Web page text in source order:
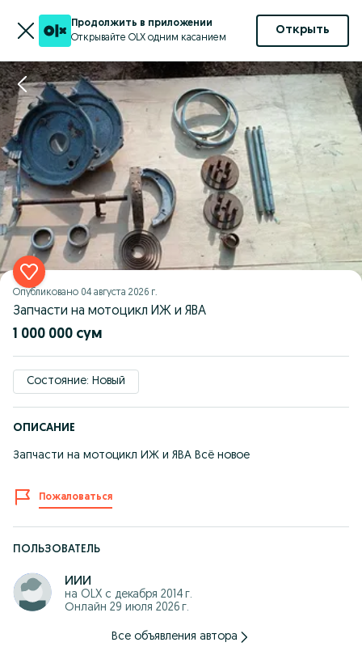
Продолжить в приложении
Открывайте OLX одним касанием
Открыть
Опубликовано 04 августа 2026 г.
Запчасти на мотоцикл ИЖ и ЯВА
1 000 000 сум
Состояние: Новый
ОПИСАНИЕ
Запчасти на мотоцикл ИЖ и ЯВА Всё новое
Пожаловаться
ПОЛЬЗОВАТЕЛЬ
иии
на OLX с декабря 2014 г.
Онлайн 29 июля 2026 г.
Все объявления автора